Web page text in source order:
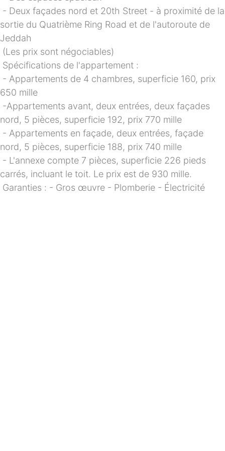
- Deux façades nord et 20th Street - à proximité de la
sortie du Quatrième Ring Road et de l'autoroute de
Jeddah
(Les prix sont négociables)
Spécifications de l'appartement :
- Appartements de 4 chambres, superficie 160, prix
650 mille
-Appartements avant, deux entrées, deux façades
nord, 5 pièces, superficie 192, prix 770 mille
- Appartements en façade, deux entrées, façade
nord, 5 pièces, superficie 188, prix 740 mille
- L'annexe compte 7 pièces, superficie 226 pieds
carrés, incluant le toit. Le prix est de 930 mille.
Garanties : - Gros œuvre - Plomberie - Électricité